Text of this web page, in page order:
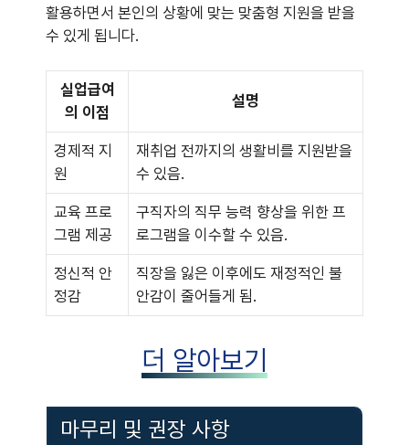
활용하면서 본인의 상황에 맞는 맞춤형 지원을 받을
수 있게 됩니다.
실업급여
의 이점
설명
경제적 지
원
재취업 전까지의 생활비를 지원받을
수 있음.
교육 프로
그램 제공
구직자의 직무 능력 향상을 위한 프
로그램을 이수할 수 있음.
정신적 안
정감
직장을 잃은 이후에도 재정적인 불
안감이 줄어들게 됨.
더 알아보기
마무리 및 권장 사항